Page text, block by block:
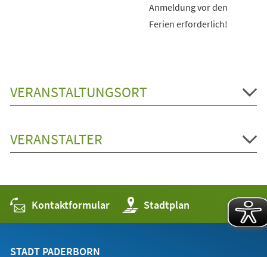
Anmeldung vor den
Ferien erforderlich!
VERANSTALTUNGSORT
VERANSTALTER
Kontaktformular Stadtplan
(Öffnet
in
einem
STADT PADERBORN